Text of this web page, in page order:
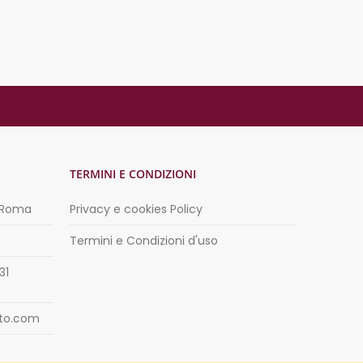
TERMINI E CONDIZIONI
Privacy e cookies Policy
Termini e Condizioni d'uso